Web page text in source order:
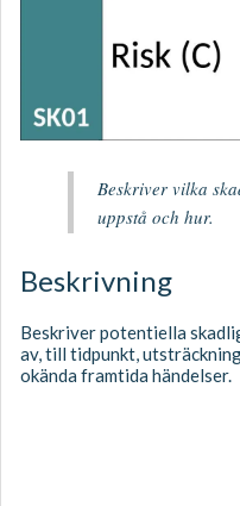
Beskriver vilka
uppstå och hur.
Beskrivning
Beskriver potentiella
av, till tidpunkt,
okända framtida händelser.